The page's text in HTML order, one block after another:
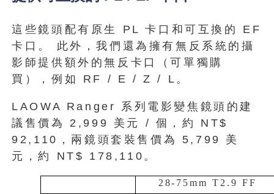
這些鏡頭配有原生 PL 卡口和可互換的 EF
卡口。 此外，我們還為擁有無反系統的攝
影師提供額外的無反卡口（可單獨購
買），例如 RF / E / Z / L。
LAOWA Ranger 系列電影變焦鏡頭的建
議售價為 2,999 美元 / 個，約 NT$
92,110，兩鏡頭套裝售價為 5,799 美
元，約 NT$ 178,110。
28-75mm T2.9 FF